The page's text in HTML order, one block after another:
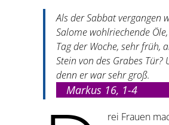
Als der Sabbat vergangen
Salome wohlriechende
Tag der Woche, sehr früh,
Stein von des Grabes
denn er war sehr groß.
Markus 16, 1-4
rei Frauen